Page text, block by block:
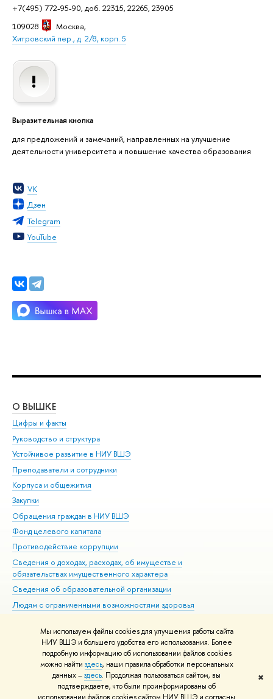
Мы используем файлы cookies для улучшения работы сайта
НИУ ВШЭ и большего удобства его использования. Более
подробную информацию об использовании файлов cookies
можно найти здесь, наши правила обработки персональных
данных –здесь. Продолжая пользоваться сайтом, вы
подтверждаете, что были проинформированы об
✖
+7(495) 772-95-90, доб. 22315, 22265, 23905
109028
Москва,
Хитровский пер., д. 2/8, корп. 5
Выразительная кнопка
для предложений и замечаний, направленных на улучшение
деятельности университета и повышение качества образования
VK
Дзен
Telegram
YouTube
О ВЫШКЕ
Цифры и факты
Руководство и структура
Устойчивое развитие в НИУ ВШЭ
Преподаватели и сотрудники
Корпуса и общежития
Закупки
Обращения граждан в НИУ ВШЭ
Фонд целевого капитала
Противодействие коррупции
Сведения о доходах, расходах, об имуществе и
обязательствах имущественного характера
Сведения об образовательной организации
Людям с ограниченными возможностями здоровья
Работа в Вышке